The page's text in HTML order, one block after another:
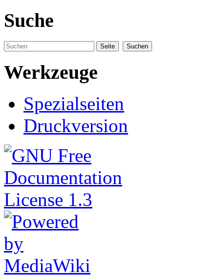
Suche
Werkzeuge
Spezialseiten
Druckversion